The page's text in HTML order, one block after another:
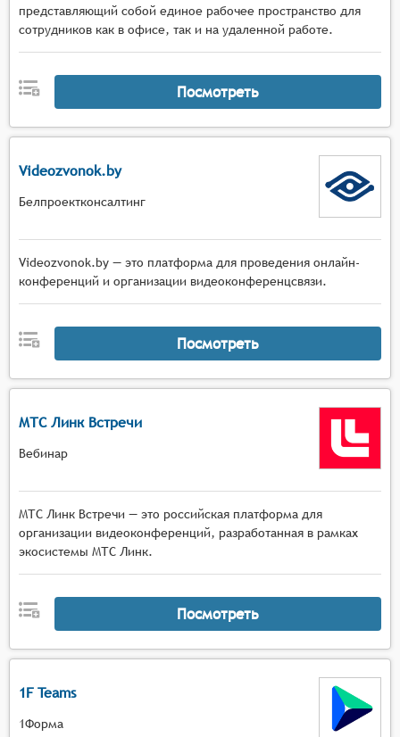
представляющий собой единое рабочее пространство для
сотрудников как в офисе, так и на удаленной работе.
Посмотреть
Videozvonok.by
Белпроектконсалтинг
Videozvonok.by — это платформа для проведения онлайн-
конференций и организации видеоконференцсвязи.
Посмотреть
МТС Линк Встречи
Вебинар
МТС Линк Встречи — это российская платформа для
организации видеоконференций, разработанная в рамках
экосистемы МТС Линк.
Посмотреть
1F Teams
1Форма